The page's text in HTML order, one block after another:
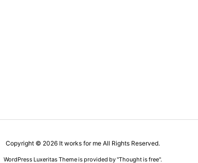
Copyright © 2026 It works for me All Rights Reserved.
WordPress Luxeritas Theme is provided by "Thought is free".